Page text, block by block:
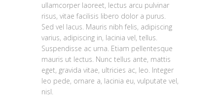
ullamcorper laoreet, lectus arcu pulvinar
risus, vitae facilisis libero dolor a purus.
Sed vel lacus. Mauris nibh felis, adipiscing
varius, adipiscing in, lacinia vel, tellus.
Suspendisse ac urna. Etiam pellentesque
mauris ut lectus. Nunc tellus ante, mattis
eget, gravida vitae, ultricies ac, leo. Integer
leo pede, ornare a, lacinia eu, vulputate vel,
nisl.